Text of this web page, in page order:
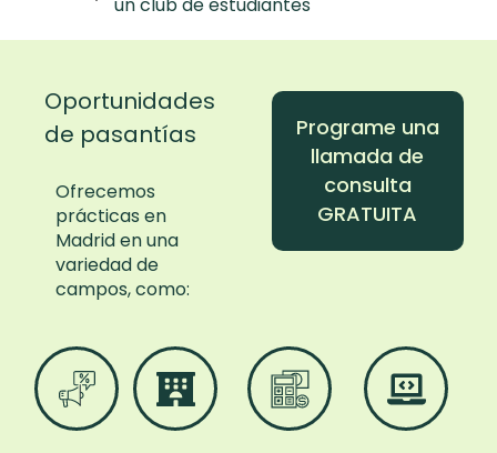
Oportunidades
de pasantías
Ofrecemos
prácticas en
Madrid en una
variedad de
campos, como:
Programe una
llamada de
consulta
GRATUITA